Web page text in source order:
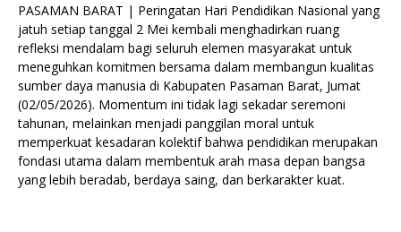
PASAMAN BARAT | Peringatan Hari Pendidikan Nasional yang
jatuh setiap tanggal 2 Mei kembali menghadirkan ruang
refleksi mendalam bagi seluruh elemen masyarakat untuk
meneguhkan komitmen bersama dalam membangun kualitas
sumber daya manusia di Kabupaten Pasaman Barat, Jumat
(02/05/2026). Momentum ini tidak lagi sekadar seremoni
tahunan, melainkan menjadi panggilan moral untuk
memperkuat kesadaran kolektif bahwa pendidikan merupakan
fondasi utama dalam membentuk arah masa depan bangsa
yang lebih beradab, berdaya saing, dan berkarakter kuat.